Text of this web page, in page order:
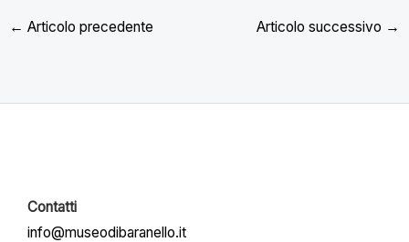
← Articolo precedente Articolo successivo →
Contatti
info@museodibaranello.it